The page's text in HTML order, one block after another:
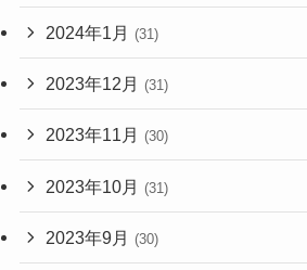
2024年1月 (31)
2023年12月 (31)
2023年11月 (30)
2023年10月 (31)
2023年9月 (30)